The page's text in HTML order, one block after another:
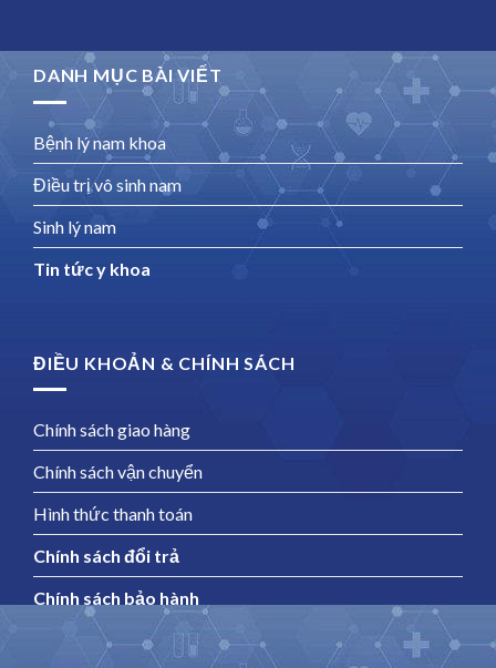
DANH MỤC BÀI VIẾT
Bệnh lý nam khoa
Điều trị vô sinh nam
Sinh lý nam
Tin tức y khoa
ĐIỀU KHOẢN & CHÍNH SÁCH
Chính sách giao hàng
Chính sách vận chuyển
Hình thức thanh toán
Chính sách đổi trả
Chính sách bảo hành